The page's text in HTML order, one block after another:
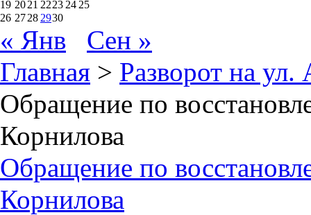
19 2021 2223 24 25
26 2728 2930
« Янв
Сен »
Главная > Разворот на
Обращение по
Корнилова
Обращение по
Корнилова